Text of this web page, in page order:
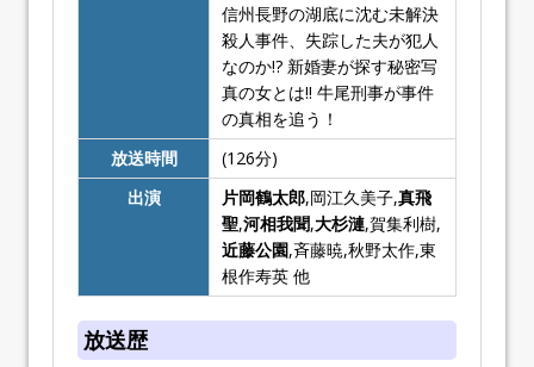
信州長野の湖底に沈む未解決
殺人事件、失踪した夫が犯人
なのか!? 新婚妻が探す秘密写
真の女とは!! 牛尾刑事が事件
の真相を追う！
放送時間
(126分)
出演
片岡鶴太郎,岡江久美子,真飛
聖,河相我聞,大杉漣,賀集利樹,
近藤公園,斉藤暁,秋野太作,東
根作寿英 他
放送歴